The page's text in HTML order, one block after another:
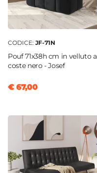
CODICE: JF-71N
Pouf 71x38h cm in velluto a
coste nero - Josef
€ 67,00